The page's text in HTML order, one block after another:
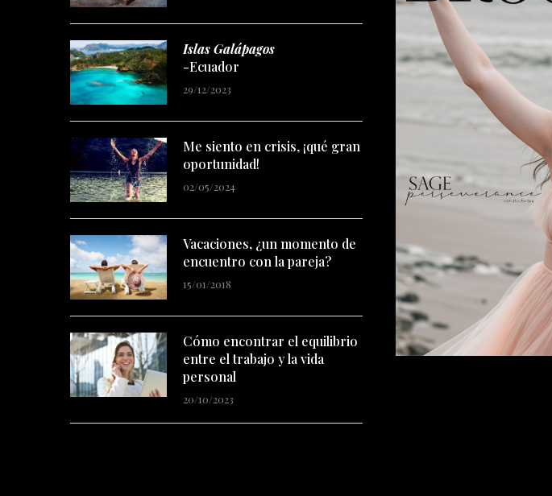
Islas Galápagos
-Ecuador
29/12/2023
Me siento en crisis, ¡qué gran
oportunidad!
02/05/2024
Vacaciones, ¿un momento de
encuentro con la pareja?
15/01/2018
Cómo encontrar el equilibrio
entre el trabajo y la vida
personal
20/10/2023